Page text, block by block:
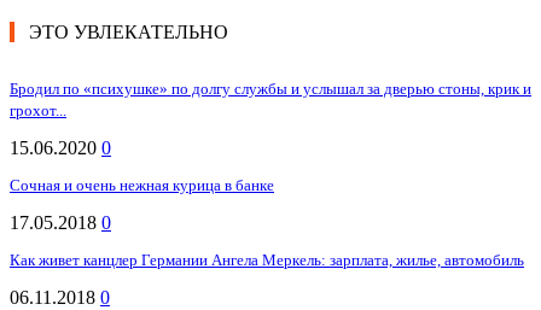
ЭТО УВЛЕКАТЕЛЬНО
Бродил по «психушке» по долгу службы и услышал за дверью стоны, крик и
грохот...
15.06.2020 0
Сочная и очень нежная курица в банке
17.05.2018 0
Как живет канцлер Германии Ангела Меркель: зарплата, жилье, автомобиль
06.11.2018 0